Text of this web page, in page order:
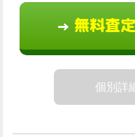
→ 無料査
個別詳